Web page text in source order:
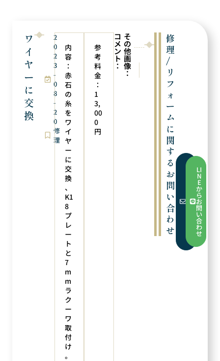
ワ
イ
ヤ
ー
に
交
換
2
0
2
3
-
0
8
-
2
0
修
理
内
容
：
赤
石
の
糸
を
ワ
イ
ヤ
ー
に
交
換
、
K1
8
プ
レ
ー
ト
と
7
m
m
ラ
ク
ー
ワ
取
付
け
。
参
考
料
金
：
1
3,
00
0
円
コ
メ
ン
ト
：
そ
の
他
画
像
： サイズ直し
修
理
/
リ
フ
ォ
ー
ム
に
関
す
る
お
問
い
合
わ
せ
フ
ら
お
せ
LI
N
E
か
ら
お
問
い
合
わ
せ